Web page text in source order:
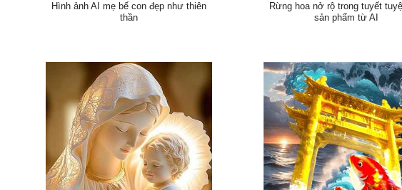
Hình ảnh AI mẹ bế con đẹp như thiên
thần
Rừng hoa nở rộ trong tuyết
sản phẩm từ AI